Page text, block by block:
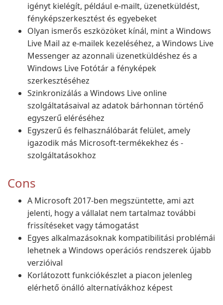
igényt kielégít, például e-mailt, üzenetküldést,
fényképszerkesztést és egyebeket
Olyan ismerős eszközöket kínál, mint a Windows
Live Mail az e-mailek kezeléséhez, a Windows Live
Messenger az azonnali üzenetküldéshez és a
Windows Live Fotótár a fényképek
szerkesztéséhez
Szinkronizálás a Windows Live online
szolgáltatásaival az adatok bárhonnan történő
egyszerű eléréséhez
Egyszerű és felhasználóbarát felület, amely
igazodik más Microsoft-termékekhez és -
szolgáltatásokhoz
Cons
A Microsoft 2017-ben megszüntette, ami azt
jelenti, hogy a vállalat nem tartalmaz további
frissítéseket vagy támogatást
Egyes alkalmazásoknak kompatibilitási problémái
lehetnek a Windows operációs rendszerek újabb
verzióival
Korlátozott funkciókészlet a piacon jelenleg
elérhető önálló alternatívákhoz képest